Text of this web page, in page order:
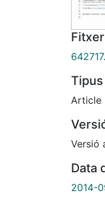
Article
Versió
Data
2014-